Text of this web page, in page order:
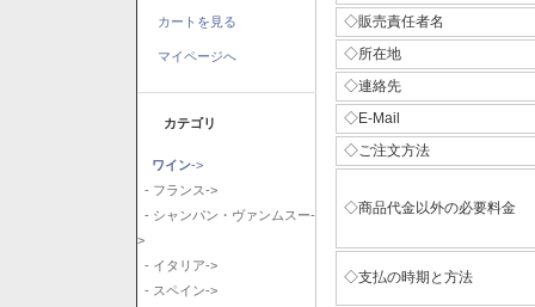
カートを見る
マイページへ
カテゴリ
ワイン->
- フランス->
- シャンパン・ヴァンムスー-
>
- イタリア->
- スペイン->
◇販売責任者名
◇所在地
◇連絡先
◇E-Mail
◇ご注文方法
◇商品代金以外の必要料金
◇支払の時期と方法